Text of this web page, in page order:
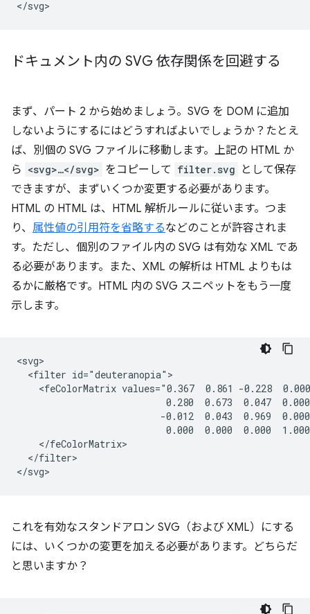
ドキュメント内の SVG 依存関係を回避する
まず、パート 2 から始めましょう。SVG を DOM に追加
しないようにするにはどうすればよいでしょうか？たとえ
ば、別個の SVG ファイルに移動します。上記の HTML か
ら <svg>…</svg> をコピーして filter.svg
として保存
できますが、まずいくつか変更する必要があります。
HTML の HTML は、HTML 解析ルールに従います。つま
り、 属性値の引用符を省略するなどのことが許容されま
す。ただし、個別のファイル内の SVG は有効な XML であ
る必要があります。また、XML の解析は HTML よりもは
るかに厳格です。HTML 内の SVG スニペットをもう一度
示します。
<svg>
  <filter id="deuteranopia">
<feColorMatrix values="0.367  0.861 -0.228
0.280  0.673  0.047
-0.012  0.043  0.969
0.000  0.000  0.000
    </feColorMatrix>
  </filter>
これを有効なスタンドアロン SVG（および XML）にする
には、いくつかの変更を加える必要があります。どちらだ
と思いますか？